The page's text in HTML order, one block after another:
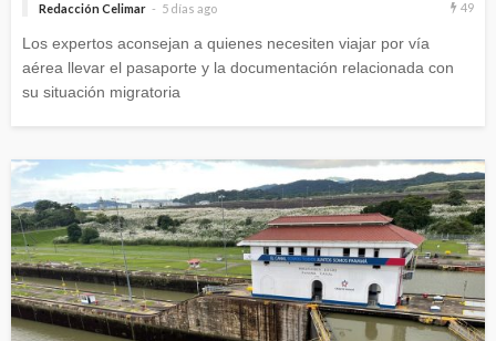
Redacción Celimar 5 días ago 49
Los expertos aconsejan a quienes necesiten viajar por vía
aérea llevar el pasaporte y la documentación relacionada con
su situación migratoria